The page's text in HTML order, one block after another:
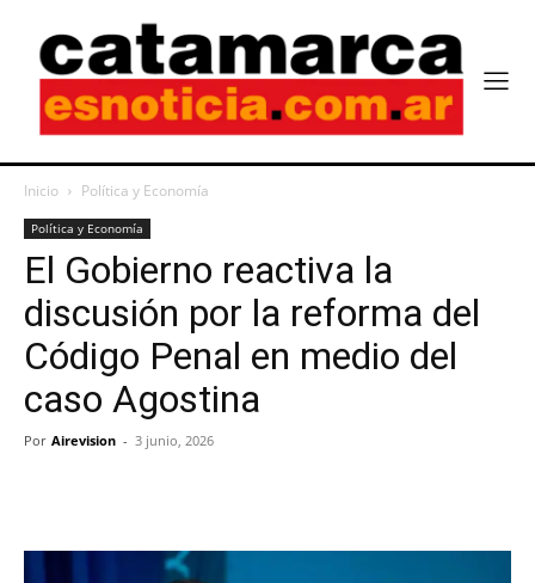
Inicio Política y Economía
Política y Economía
El Gobierno reactiva la
discusión por la reforma del
Código Penal en medio del
caso Agostina
Por Airevision - 3 junio, 2026